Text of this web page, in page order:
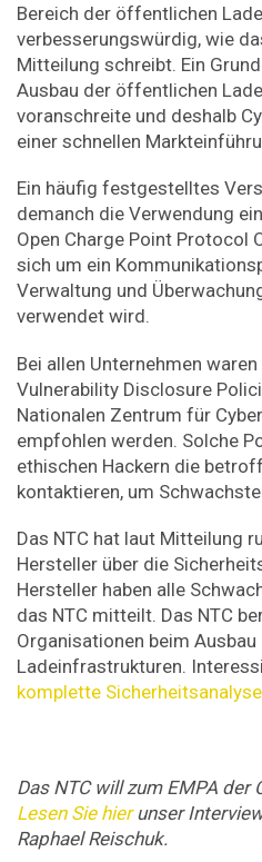
Bereich der öffentlichen
verbesserungswürdig, wie
Mitteilung schreibt. Ein
Ausbau der öffentlichen
voranschreite und deshalb
einer schnellen
Ein häufig festgestelltes
demanch die Verwendung
Open Charge Point Protocol
sich um ein
Verwaltung und
verwendet wird.
Bei allen Unternehmen
Vulnerability Disclosure
Nationalen Zentrum für
empfohlen werden. Solche
ethischen Hackern die
kontaktieren, um
Das NTC hat laut Mitteilung
Hersteller über die
Hersteller haben alle
das NTC mitteilt. Das NTC
Organisationen beim
Ladeinfrastrukturen.
komplette
Das NTC will zum EMPA der
Lesen Sie hierunser
Raphael Reischuk.